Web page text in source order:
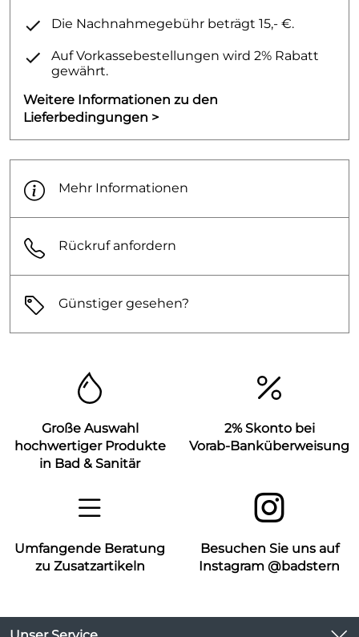
Die Nachnahmegebühr beträgt 15,- €.
Auf Vorkassebestellungen wird 2% Rabatt
gewährt.
Weitere Informationen zu den
Lieferbedingungen >
Mehr Informationen
Rückruf anfordern
Günstiger gesehen?
Große Auswahl
hochwertiger Produkte
in Bad & Sanitär
2% Skonto bei
Vorab-Banküberweisung
Umfangende Beratung
zu Zusatzartikeln
Besuchen Sie uns auf
Instagram @badstern